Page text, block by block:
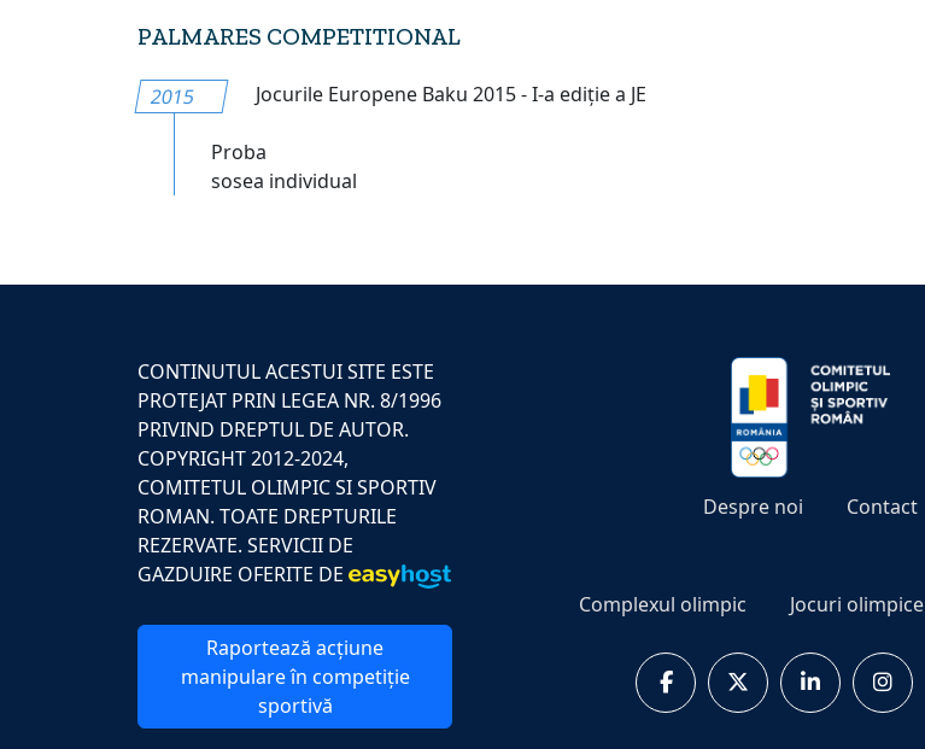
PALMARES COMPETITIONAL
2015 Jocurile Europene Baku 2015 - I-a ediție a JE
Proba
sosea individual
CONTINUTUL ACESTUI SITE ESTE
PROTEJAT PRIN LEGEA NR. 8/1996
PRIVIND DREPTUL DE AUTOR.
COPYRIGHT 2012-2024,
COMITETUL OLIMPIC SI SPORTIV
ROMAN. TOATE DREPTURILE
REZERVATE. SERVICII DE
GAZDUIRE OFERITE DE
Raportează acțiune
manipulare în competiție
sportivă
Despre noi Contact
Complexul olimpic Jocuri olimpice